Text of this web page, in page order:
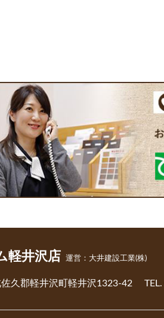
軽井沢店 運営：大井建設工業(株)
久郡軽井沢町軽井沢1323-42